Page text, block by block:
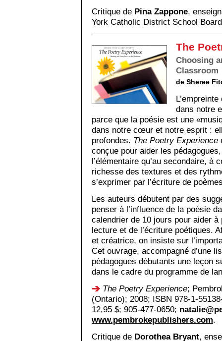
Critique de Pina Zappone,
York Catholic District School
The
Choosing
Classroom
de Sheree
dans notre
parce que la poésie est une
dans notre cœur et notre esprit :
pro­fondes. The Poetry Experience
conçue pour aider les
l’élémentaire qu’au secondaire, à
richesse des textures et des
s’exprimer par l’écriture de
Les auteurs débutent par des
penser à l’influence de la poésie
calendrier de 10 jours pour aider
lecture et de l’écriture poétiques.
et créatrice, on insiste sur
Cet ouvrage, accompagné d’une
pédagogues débutants une leçon
dans le cadre du programme de
The Poetry Experience;
(Ontario); 2008; ISBN 978-1-
12,95 $; 905-477-0650;
www.pembrokepublishers.com.
Critique de Dorothea Bryant,